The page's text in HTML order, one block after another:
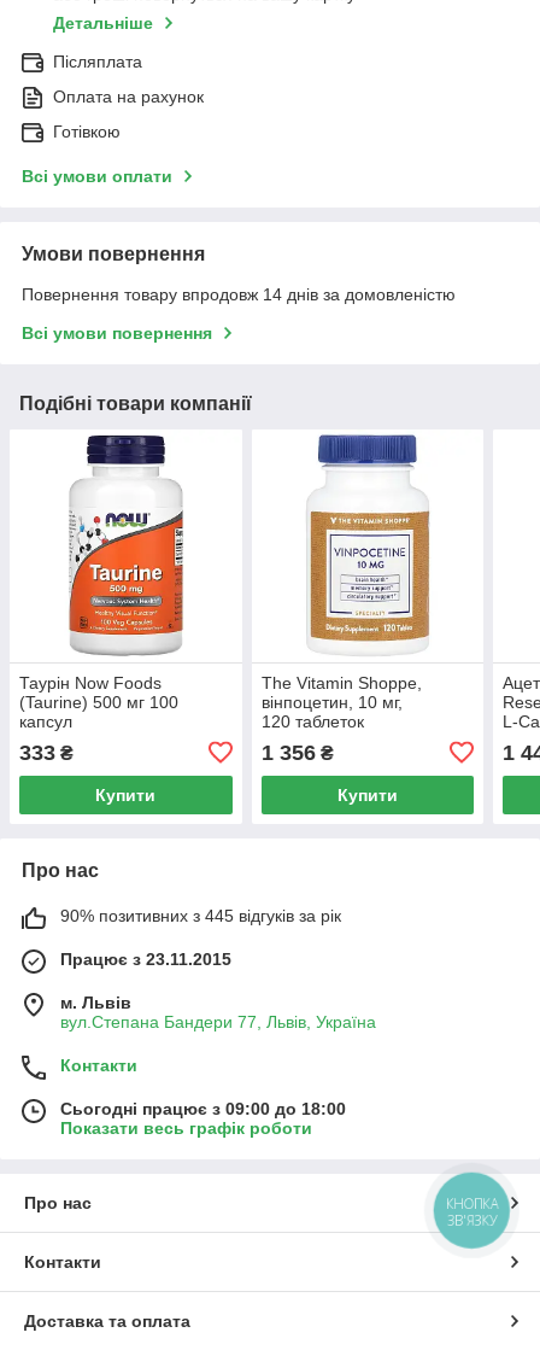
Детальніше
Післяплата
Оплата на рахунок
Готівкою
Всі умови оплати
Умови повернення
Повернення товару впродовж 14 днів за домовленістю
Всі умови повернення
Подібні товари компанії
Таурін Now Foods
(Taurine) 500 мг 100
капсул
333 ₴
Купити
The Vitamin Shoppe,
вінпоцетин, 10 мг,
120 таблеток
1 356₴
Купити
L-
1
Про нас
90% позитивних з 445 відгуків за рік
Працює з 23.11.2015
м. Львів
вул.Степана Бандери 77, Львів, Україна
Контакти
Сьогодні працює з 09:00 до 18:00
Показати весь графік роботи
Про нас
Контакти
Доставка та оплата
КНОПКА
ЗВ'ЯЗКУ